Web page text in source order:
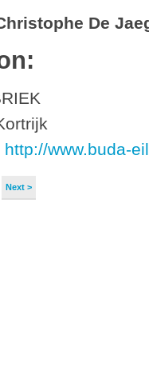
De
http://www.buda-
Next >